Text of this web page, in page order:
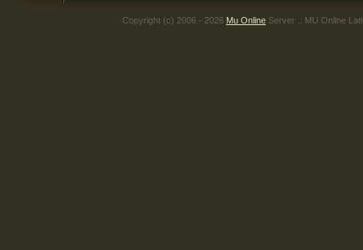
Copyright (c) 2006 - 2026 Mu Online Server .: MU Online